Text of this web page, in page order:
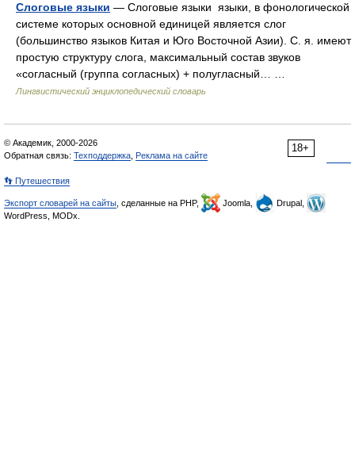
Слоговые языки — Слоговые языки языки, в фонологической
системе которых основной единицей является слог
(большинство языков Китая и Юго Восточной Азии). С. я. имеют
простую структуру слога, максимальный состав звуков
«согласный (группа согласных) + полугласный… …
Лингвистический энциклопедический словарь
18+
© Академик, 2000-2026
Обратная связь: Техподдержка Реклама на сайте
👣 Путешествия
Экспорт словарей на сайты , сделанные на PHP, Joomla,
Drupal,
WordPress, MODx.